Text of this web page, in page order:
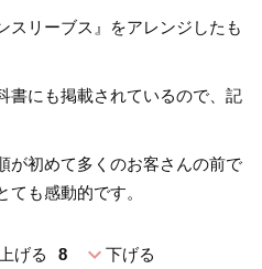
スリーブス』をアレンジしたも
書にも掲載されているので、記
が初めて多くのお客さんの前で
も感動的です。
げる 8 expand_more下げる